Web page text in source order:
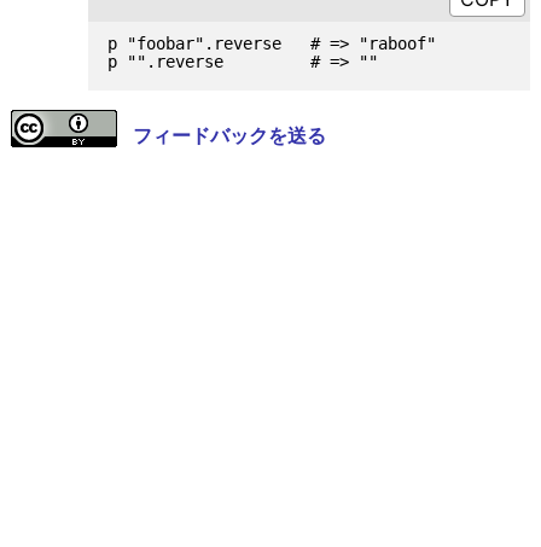
p "foobar".reverse   # => "raboof"
フィードバックを送る